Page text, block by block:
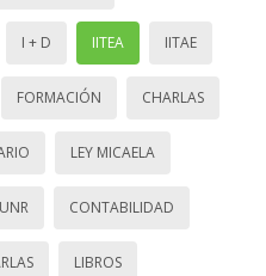
I + D IITEA IITAE
FORMACIÓN CHARLAS
LEY MICAELA
UNR CONTABILIDAD
LIBROS